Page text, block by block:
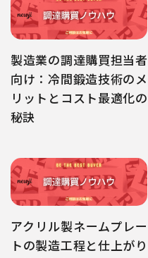
製造業の調達購買担当者
向け：冷間鍛造技術のメ
リットとコスト最適化の
秘訣
アクリル製ネームプレー
トの製造工程と仕上がり